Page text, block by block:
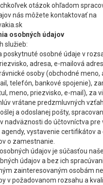
otázok ohľadom
nás môžete kontaktovať na
osobných údajov
služieb:
poskytnuté osobné údaje v
adresa, e-mailová
osoby (obchodné meno,
telefón, bankové spojenie),
meno, priezvisko, e-mail), za
vrátane predzmluvných
a odoslanej pošty,
nadväznosti do účtovníctva pre
vystavenie certifikátov a
o zamestnanie.
údajov je súčasťou
údajov a bez ich
zainteresovaným osobám
v požadovanom rozsahu a